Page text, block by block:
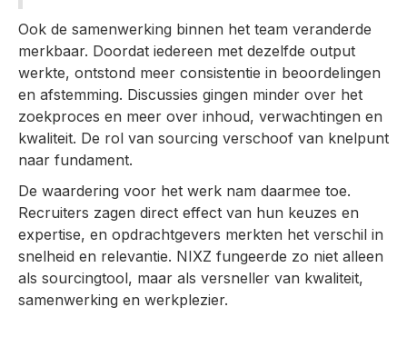
Ook de samenwerking binnen het team veranderde
merkbaar. Doordat iedereen met dezelfde output
werkte, ontstond meer consistentie in beoordelingen
en afstemming. Discussies gingen minder over het
zoekproces en meer over inhoud, verwachtingen en
kwaliteit. De rol van sourcing verschoof van knelpunt
naar fundament.
De waardering voor het werk nam daarmee toe.
Recruiters zagen direct effect van hun keuzes en
expertise, en opdrachtgevers merkten het verschil in
snelheid en relevantie. NIXZ fungeerde zo niet alleen
als sourcingtool, maar als versneller van kwaliteit,
samenwerking en werkplezier.